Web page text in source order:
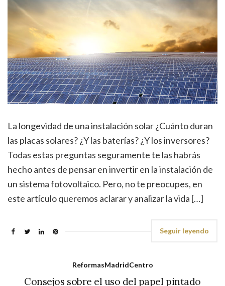
La longevidad de una instalación solar ¿Cuánto duran
las placas solares? ¿Y las baterías? ¿Y los inversores?
Todas estas preguntas seguramente te las habrás
hecho antes de pensar en invertir en la instalación de
un sistema fotovoltaico. Pero, no te preocupes, en
este artículo queremos aclarar y analizar la vida […]
Seguir leyendo
ReformasMadridCentro
Consejos sobre el uso del papel pintado